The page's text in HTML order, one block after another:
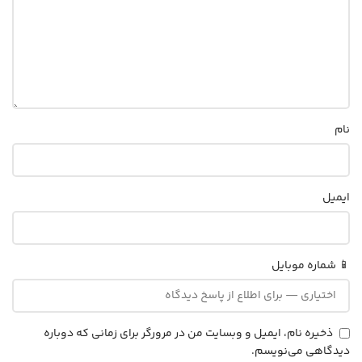
نام
ایمیل
📱 شماره موبایل
ذخیره نام، ایمیل و وبسایت من در مرورگر برای زمانی که دوباره
دیدگاهی می‌نویسم.